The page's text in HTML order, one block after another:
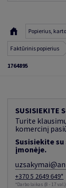
Popierius,
Faktūrinis popierius
1764895
SUSISIEKITE
Turite
komercinį
Susisiekite
įmonėje.
+370 5 2649 649*
*Darbo laikas (8 - 17 val.)